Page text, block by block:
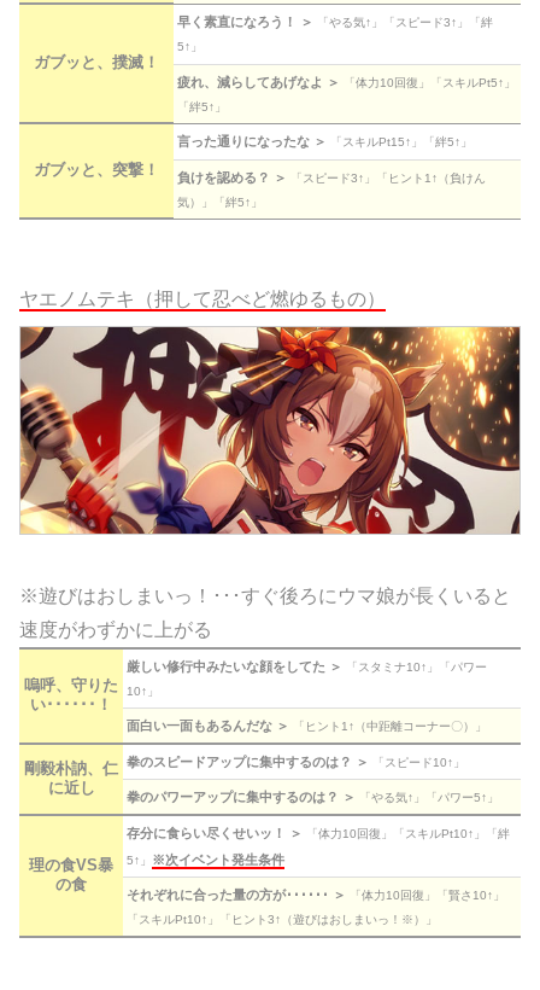
ガブッと、撲滅！
早く素直になろう！ ＞
「やる気↑」「スピード3↑」「絆
5↑」
疲れ、減らしてあげなよ ＞
「体力10回復」「スキルPt5↑」
「絆5↑」
ガブッと、突撃！
言った通りになったな ＞ 「スキルPt15↑」「絆5↑」
負けを認める？ ＞
「スピード3↑」「ヒント1↑（負けん
気）」「絆5↑」
ヤエノムテキ（押して忍べど燃ゆるもの）
※遊びはおしまいっ！･･･すぐ後ろにウマ娘が長くいると
速度がわずかに上がる
嗚呼、守りた
い･･････！
厳しい修行中みたいな顔をしてた ＞
「スタミナ10↑」「パワー
10↑」
面白い一面もあるんだな ＞ 「ヒント1↑（中距離コーナー〇）」
剛毅朴訥、仁
に近し
拳のスピードアップに集中するのは？ ＞ 「スピード10↑」
拳のパワーアップに集中するのは？ ＞ 「やる気↑」「パワー5↑」
理の食VS暴
の食
存分に食らい尽くせいッ！ ＞
「体力10回復」「スキルPt10↑」「絆
5↑」 ※次イベント発生条件
それぞれに合った量の方が･･････ ＞
「体力10回復」「賢さ10↑」
「スキルPt10↑」「ヒント3↑（遊びはおしまいっ！※）」